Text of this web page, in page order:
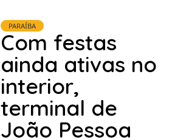
PARAÍBA
Com festas
ainda ativas no
interior,
terminal de
João Pessoa